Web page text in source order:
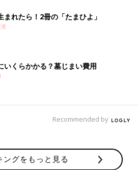
まれたら！2冊の「たまひよ」
いくらかかる？墓じまい費用
Recommended by
ングをもっと見る